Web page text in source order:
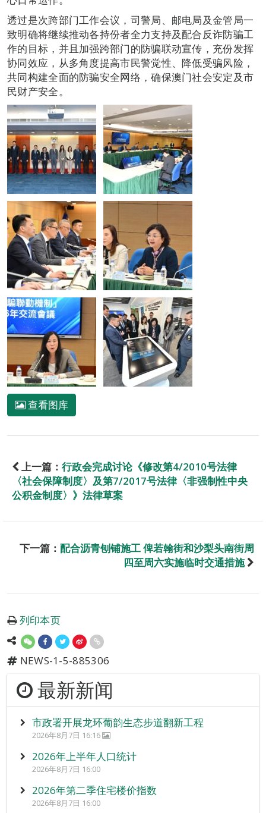
透过是次跨部门工作会议，司警局、邮电局及金管局一
致明确将继续推动各持份者全力支持及配合反诈防骗工
作的目标，并且加强跨部门的防骗联动宣传，充份发挥
协同效应，从多角度提高市民警觉性、降低受骗风险，
共同构建全面的防骗安全网络，确保澳门社会安定及市
民财产安全。
查看图库
上一篇： 行政会完成讨论《修改第4/2010号法律
〈社会保障制度〉及第7/2017号法律〈非强制性中央
公积金制度〉》法律草案
下一篇： 配合沥青刨铺施工 俾若翰街和沙梨头南街周
四至周六实施临时交通措施
列印本页
NEWS-1-5-885306
最新新闻
市政署开展龙环葡韵生态步道翻新工程
2026年8月7日 16:16
2026年上半年人口统计
2026年8月7日 16:00
2026年第二季住宅楼价指数
2026年8月7日 16:00